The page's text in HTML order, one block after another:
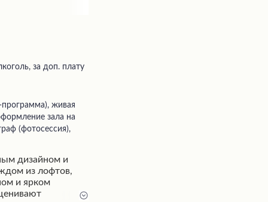
уровнем
за доп. плату
зала на
(фотосессия),
дизайном и
из лофтов,
и ярком